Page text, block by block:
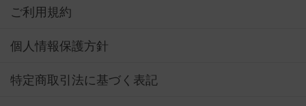
ご利用規約
個人情報保護方針
特定商取引法に基づく表記